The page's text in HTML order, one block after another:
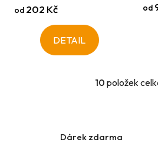
od 202 Kč
DETAIL
od
O
10 položek
Dárek zdarma